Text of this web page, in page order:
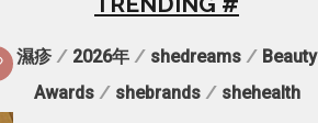
濕疹 / 2026年 / shedreams / Beauty
Awards/ shebrands/ shehealth